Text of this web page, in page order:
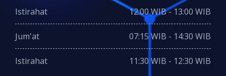
Istirahat 12:00 WIB - 13:00 WIB
Jum'at 07:15 WIB - 14:30 WIB
Istirahat 11:30 WIB - 12:30 WIB